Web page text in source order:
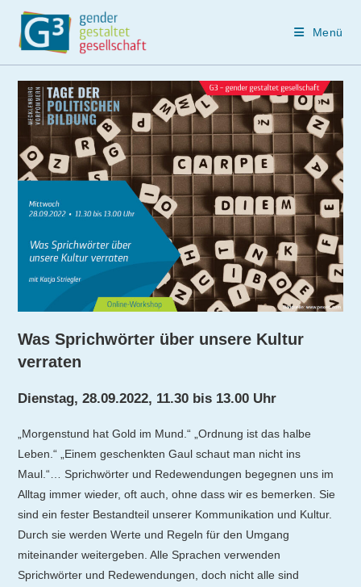
springen
Menü
Was Sprichwörter über unsere Kultur
verraten
Dienstag, 28.09.2022, 11.30 bis 13.00 Uhr
„Morgenstund hat Gold im Mund.“ „Ordnung ist das halbe
Leben.“ „Einem geschenkten Gaul schaut man nicht ins
Maul.“… Sprichwörter und Redewendungen begegnen uns im
Alltag immer wieder, oft auch, ohne dass wir es bemerken. Sie
sind ein fester Bestandteil unserer Kommunikation und Kultur.
Durch sie werden Werte und Regeln für den Umgang
miteinander weitergeben. Alle Sprachen verwenden
Sprichwörter und Redewendungen, doch nicht alle sind